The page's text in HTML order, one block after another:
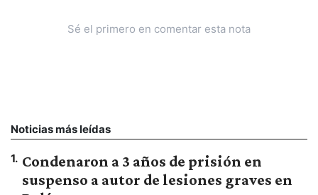
Sé el primero en comentar esta nota
Noticias más leídas
1. Condenaron a 3 años de prisión en
suspenso a autor de lesiones graves en